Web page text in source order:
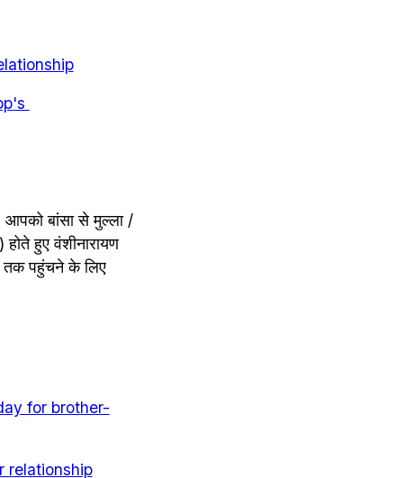
आपको बांसा से मुल्ला /
हुए वंशीनारायण
तक पहुंचने के लिए
for brother-
relationship